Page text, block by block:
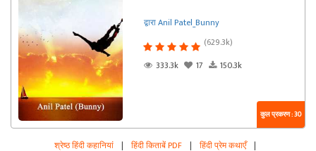
द्वारा Anil Patel_Bunny
(629.3k)
333.3k
17 150.3k
कुल प्रकरण : 30
श्रेष्ठ हिंदी कहानियां | हिंदी किताबें PDF | हिंदी प्रेम कथाएँ |